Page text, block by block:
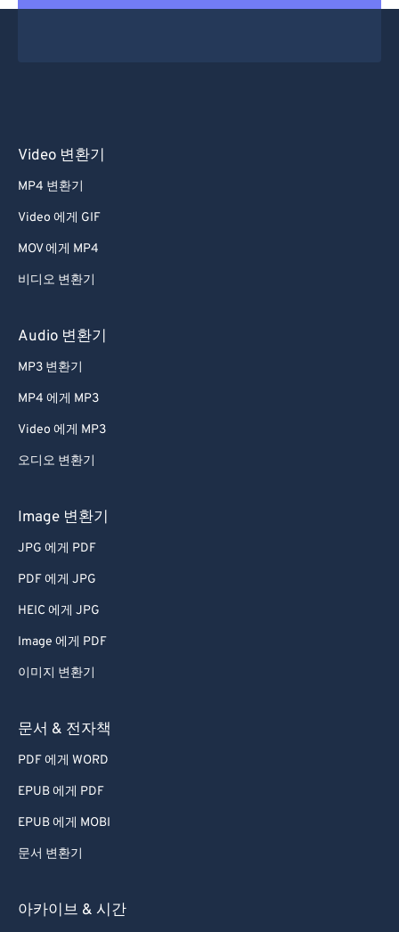
Video 변환기
MP4 변환기
Video 에게 GIF
MOV 에게 MP4
비디오 변환기
Audio 변환기
MP3 변환기
MP4 에게 MP3
Video 에게 MP3
오디오 변환기
Image 변환기
JPG 에게 PDF
PDF 에게 JPG
HEIC 에게 JPG
Image 에게 PDF
이미지 변환기
문서 & 전자책
PDF 에게 WORD
EPUB 에게 PDF
EPUB 에게 MOBI
문서 변환기
아카이브 & 시간